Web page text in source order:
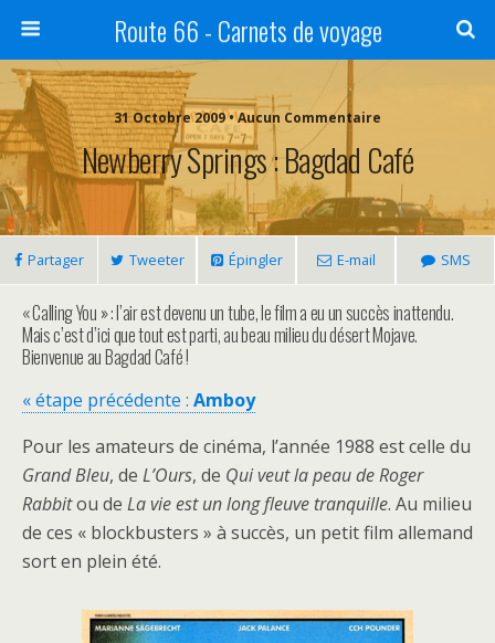
Route 66 - Carnets de voyage
31 Octobre 2009 • Aucun Commentaire
Newberry Springs : Bagdad Café
Partager Tweeter Épingler E-mail SMS
« Calling You » : l’air est devenu un tube, le film a eu un succès inattendu.
Mais c’est d’ici que tout est parti, au beau milieu du désert Mojave.
Bienvenue au Bagdad Café !
« étape précédente : Amboy
Pour les amateurs de cinéma, l’année 1988 est celle du
Grand Bleu, de L’Ours, de Qui veut la peau de Roger
Rabbitou de La vie est un long fleuve tranquille. Au milieu
de ces « blockbusters » à succès, un petit film allemand
sort en plein été.